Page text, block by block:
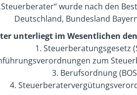
wurde nach den
Deutschland, Bundesland
unterliegt im Wesentlichen
1. Steuerberatungsgesetz
zum
3. Berufsordnung
4.